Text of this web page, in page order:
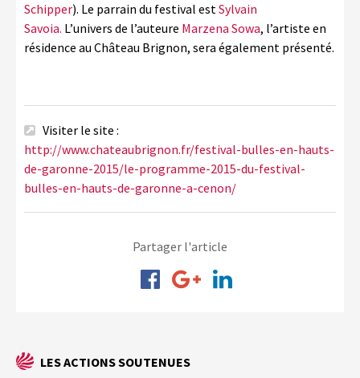
Schipper). Le parrain du festival estSylvain
Savoia. L’univers de l’auteure Marzena Sowa, l’artiste en
résidence au Château Brignon, sera également présenté.
Visiter le site :
http://www.chateaubrignon.fr/festival-bulles-en-hauts-
de-garonne-2015/le-programme-2015-du-festival-
bulles-en-hauts-de-garonne-a-cenon/
Partager l'article
LES ACTIONS SOUTENUES